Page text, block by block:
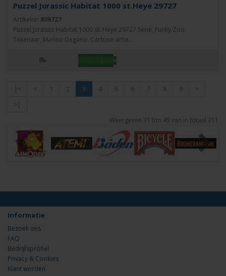
Puzzel Jurassic Habitat 1000 st.Heye 29727
Artikelnr: 809727
Puzzel Jurassic Habitat 1000 st. Heye 29727 Serie, Funky Zoo.
Tekenaar, Marino Degano. Cartoon artie..
|< < 1 2 3 4 5 6 7 8 9
>
>|
Weergeven 31 t/m 45 van in totaal 311
Informatie
Bezoek ons
FAQ
Bedrijfsprofiel
Privacy & Cookies
Klant worden